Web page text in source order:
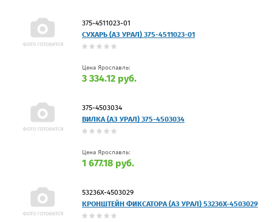
375-4511023-01
СУХАРЬ (АЗ УРАЛ) 375-4511023-01
Цена Ярославль:
3 334.12 руб.
375-4503034
ВИЛКА (АЗ УРАЛ) 375-4503034
Цена Ярославль:
1 677.18 руб.
53236Х-4503029
КРОНШТЕЙН ФИКСАТОРА (АЗ УРАЛ) 53236Х-4503029